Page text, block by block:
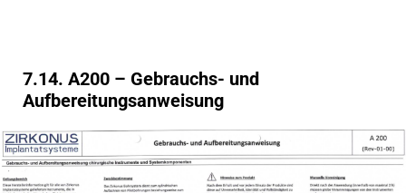
7.14. A200 – Gebrauchs- und
Aufbereitungsanweisung